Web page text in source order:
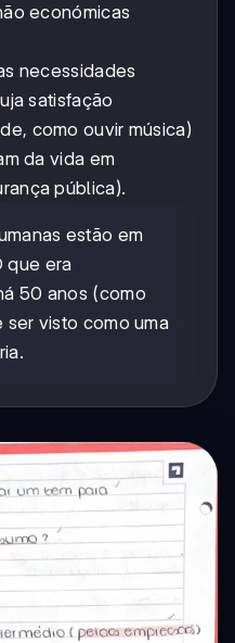
económicas
necessidades
satisfação
como ouvir música)
da vida em
pública).
estão em
que era
50 anos (como
visto como uma